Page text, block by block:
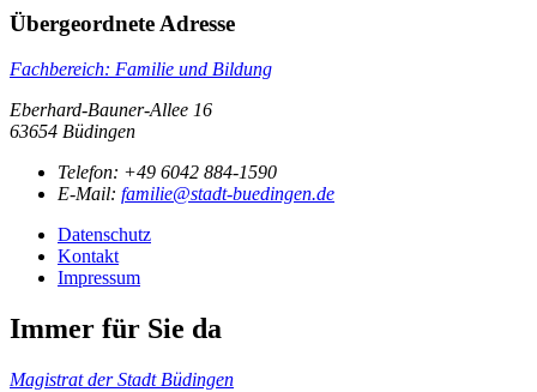
Übergeordnete Adresse
Fachbereich: Familie und Bildung
Eberhard-Bauner-Allee 16
63654 Büdingen
Telefon: +49 6042 884-1590
E-Mail: familie@stadt-buedingen.de
Datenschutz
Kontakt
Impressum
Immer für Sie da
Magistrat der Stadt Büdingen